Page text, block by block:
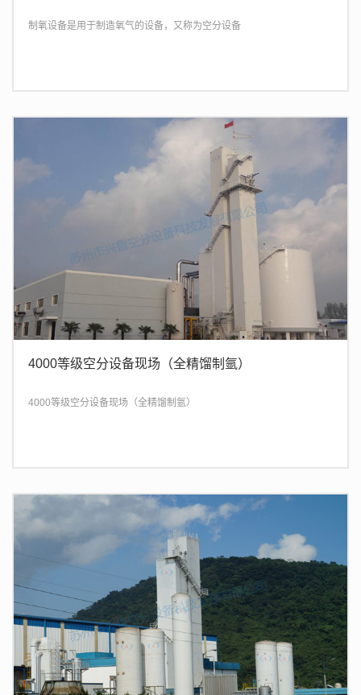
制氧设备是用于制造氧气的设备，又称为空分设备
4000等级空分设备现场（全精馏制氩）
4000等级空分设备现场（全精馏制氩）